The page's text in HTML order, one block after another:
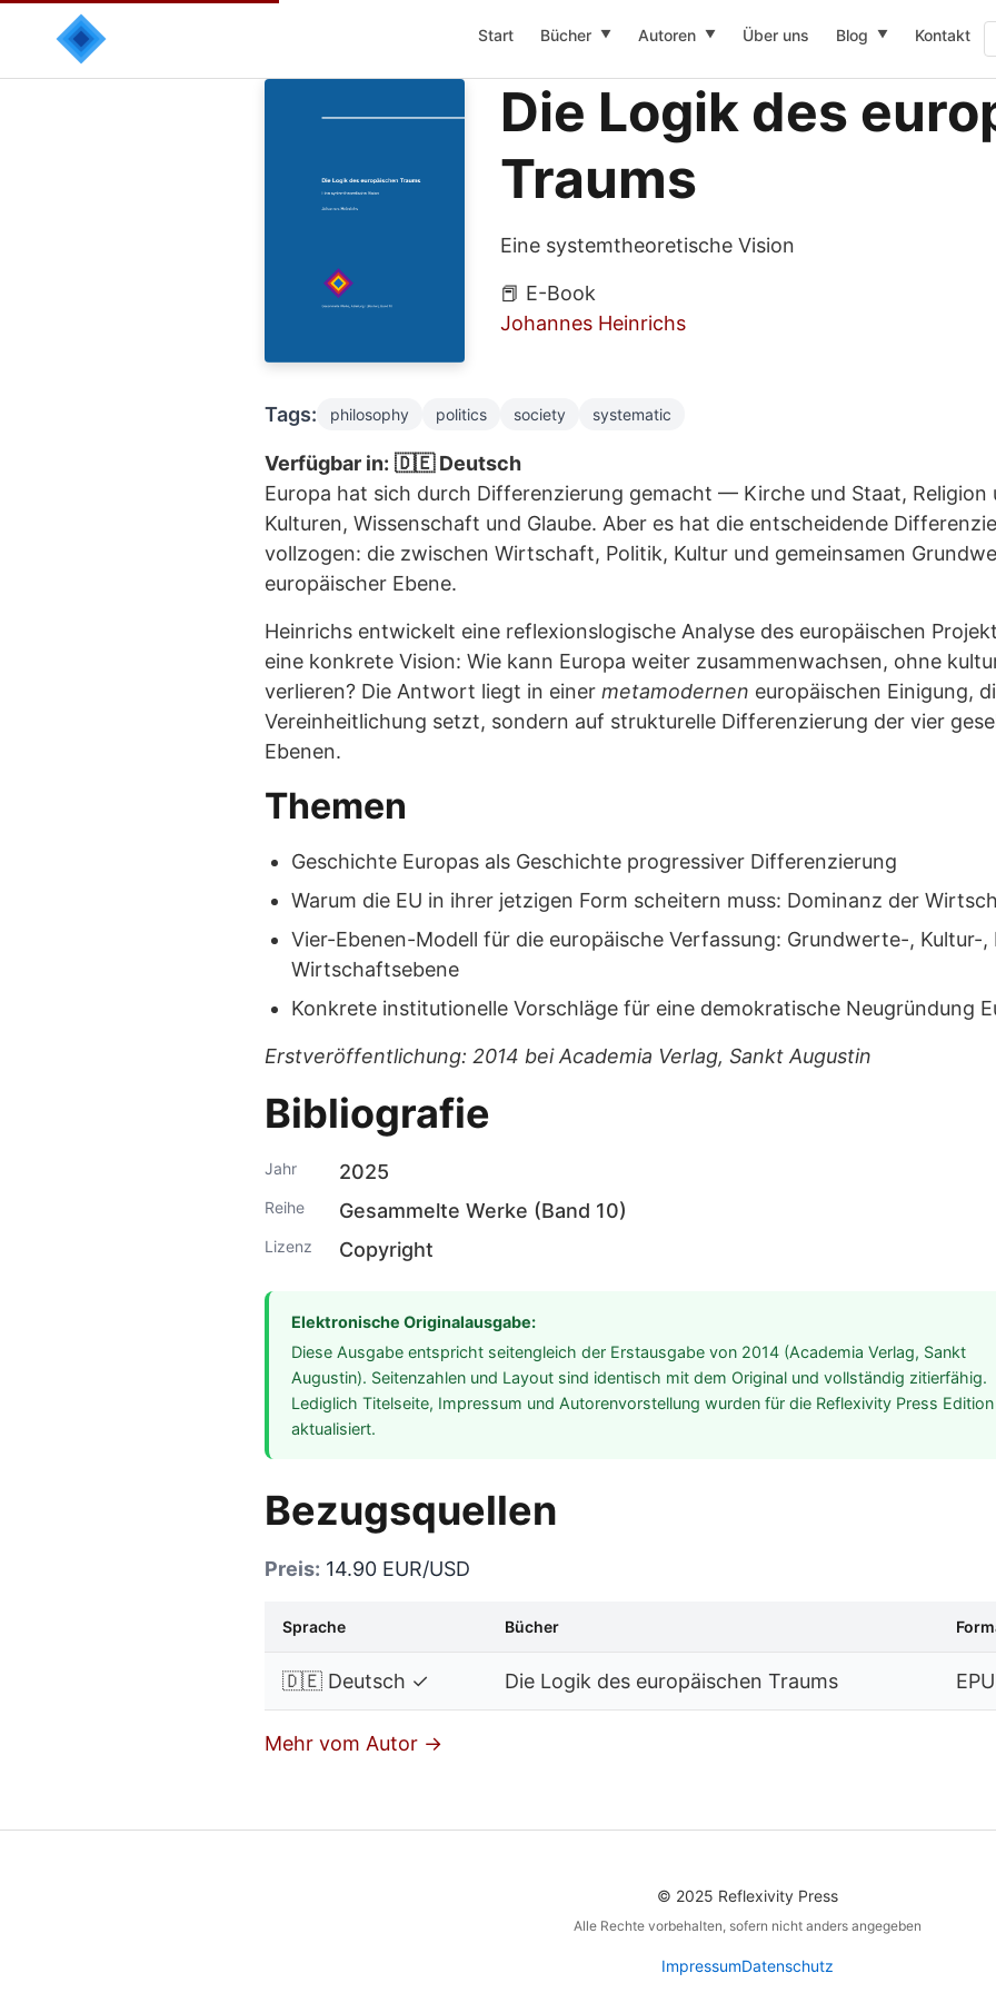
Start Bücher ▼ Autoren ▼ Über uns Blog ▼ Kontakt
Die Logik des
Traums
Eine systemtheoretische Vision
📕 E-Book
Johannes Heinrichs
Tags: philosophy politics society systematic
Verfügbar in: 🇩🇪 Deutsch
Europa hat sich durch Differenzierung gemacht — Kirche und Staat, Religion
Kulturen, Wissenschaft und Glaube. Aber es hat die entscheidende
vollzogen: die zwischen Wirtschaft, Politik, Kultur und gemeinsamen
europäischer Ebene.
Heinrichs entwickelt eine reflexionslogische Analyse des europäischen
eine konkrete Vision: Wie kann Europa weiter zusammenwachsen, ohne
verlieren? Die Antwort liegt in einer metamodernen europäischen Einigung,
Vereinheitlichung setzt, sondern auf strukturelle Differenzierung der vier
Ebenen.
Themen
Geschichte Europas als Geschichte progressiver Differenzierung
Warum die EU in ihrer jetzigen Form scheitern muss: Dominanz der
Vier-Ebenen-Modell für die europäische Verfassung: Grundwerte-, Kultur-,
Wirtschaftsebene
Konkrete institutionelle Vorschläge für eine demokratische Neugründung
Erstveröffentlichung: 2014 bei Academia Verlag, Sankt Augustin
Bibliografie
Jahr 2025
Reihe Gesammelte Werke (Band 10)
Lizenz Copyright
Elektronische Originalausgabe:
Diese Ausgabe entspricht seitengleich der Erstausgabe von 2014 (Academia Verlag, Sankt
Augustin). Seitenzahlen und Layout sind identisch mit dem Original und vollständig zitierfähig.
Lediglich Titelseite, Impressum und Autorenvorstellung wurden für die Reflexivity Press Edition
aktualisiert.
Bezugsquellen
Preis: 14.90 EUR/USD
Sprache Bücher
🇩🇪 Deutsch ✓ Die Logik des europäischen Traums
Mehr vom Autor →
© 2025 Reflexivity Press
Alle Rechte vorbehalten, sofern nicht anders angegeben
ImpressumDatenschutz